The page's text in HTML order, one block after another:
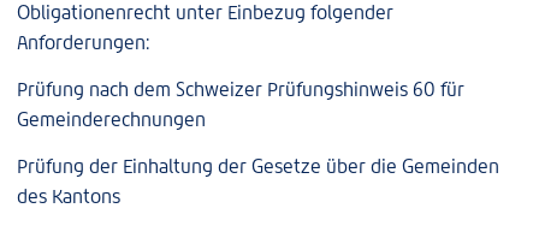
Obligationenrecht unter Einbezug folgender
Anforderungen:
Prüfung nach dem Schweizer Prüfungshinweis 60 für
Gemeinderechnungen
Prüfung der Einhaltung der Gesetze über die Gemeinden
des Kantons